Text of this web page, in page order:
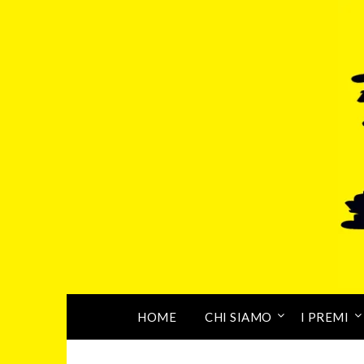
HOME CHI SIAMO I PREMI